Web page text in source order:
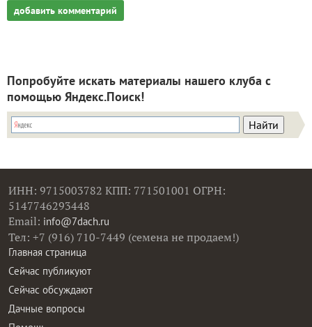
добавить комментарий
Попробуйте искать материалы нашего клуба с
помощью Яндекс.Поиск!
ИНН: 9715003782 КПП: 771501001 ОГРН:
5147746293448
Email: info@7dach.ru
Тел: +7 (916) 710-7449 (семена не продаем!)
Главная страница
Сейчас публикуют
Сейчас обсуждают
Дачные вопросы